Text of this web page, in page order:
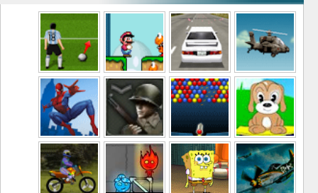
משחקי מסוקים משחקי מכוניות משחקי סופר מריו משחקי כדורגל
משחקי לילדים משחקי באבלס משחקי מלחמה משחקי גיבורים